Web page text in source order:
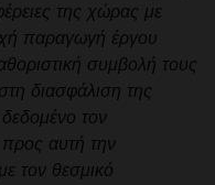
της χώρας με
παραγωγή έργου
συμβολή τους
διασφάλιση της
τον
προς αυτή την
τον θεσμικό